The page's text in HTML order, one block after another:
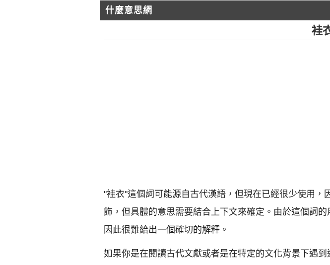
什麼意思網
袿
"袿衣"這個詞可能源自古代漢語，但現在已經很少使用
飾，但具體的意思需要結合上下文來確定。由於這個詞
因此很難給出一個確切的解釋。
如果你是在閱讀古代文獻或者是在特定的文化背景下遇